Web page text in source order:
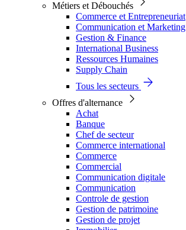
Métiers et Débouchés
Commerce et Entrepreneuriat
Communication et Marketing
Gestion & Finance
International Business
Ressources Humaines
Supply Chain
Tous les secteurs
Offres d'alternance
Achat
Banque
Chef de secteur
Commerce international
Commerce
Commercial
Communication digitale
Communication
Controle de gestion
Gestion de patrimoine
Gestion de projet